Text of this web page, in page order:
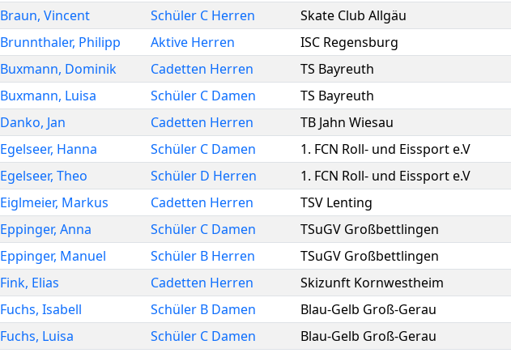
Braun, Vincent Schüler C Herren Skate Club Allgäu
Brunnthaler, Philipp Aktive Herren ISC Regensburg
Buxmann, Dominik Cadetten Herren TS Bayreuth
Buxmann, Luisa Schüler C Damen TS Bayreuth
Danko, Jan Cadetten Herren TB Jahn Wiesau
Egelseer, Hanna Schüler C Damen 1. FCN Roll- und Eissport e.V
Egelseer, Theo Schüler D Herren 1. FCN Roll- und Eissport e.V
Eiglmeier, Markus Cadetten Herren TSV Lenting
Eppinger, Anna Schüler C Damen TSuGV Großbettlingen
Eppinger, Manuel Schüler B Herren TSuGV Großbettlingen
Fink, Elias Cadetten Herren Skizunft Kornwestheim
Fuchs, Isabell Schüler B Damen Blau-Gelb Groß-Gerau
Fuchs, Luisa Schüler C Damen Blau-Gelb Groß-Gerau